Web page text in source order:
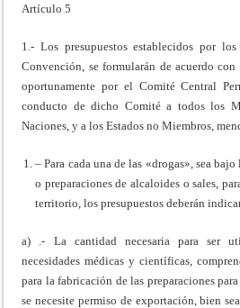
Artículo 5
1.- Los presupuestos establecidos por
Convención, se formularán de acuerdo
oportunamente por el Comité Central
conducto de dicho Comité a todos los
Naciones, y a los Estados no Miembros,
– Para cada una de las «drogas», sea
o preparaciones de alcaloides o sales,
territorio, los presupuestos deberán
a) .- La cantidad necesaria para ser
necesidades médicas y científicas,
para la fabricación de las preparaciones
se necesite permiso de exportación, bien